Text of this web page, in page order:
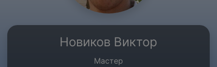
Новиков Виктор
Мастер